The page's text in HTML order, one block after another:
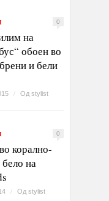
0
на
обоен во
и бели
/ Од stylist
0
корално-
на
/ Од stylist